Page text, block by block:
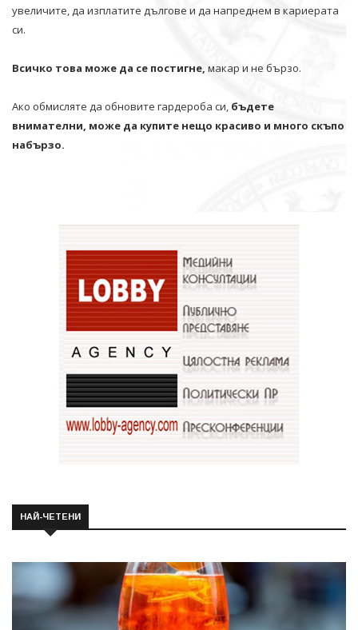
увеличите, да изплатите дългове и да напреднем в кариерата
си.
Всичко това може да се постигне, макар и не бързо.
Ако обмисляте да обновите гардероба си, бъдете
внимателни, може да купите нещо красиво и много скъпо
набързо.
НАЙ-ЧЕТЕНИ